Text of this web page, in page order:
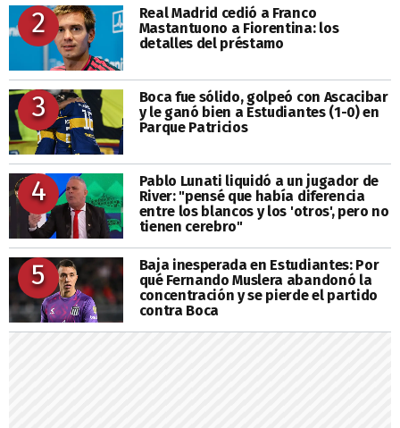
2
Real Madrid cedió a Franco
Mastantuono a Fiorentina: los
detalles del préstamo
3
Boca fue sólido, golpeó con Ascacibar
y le ganó bien a Estudiantes (1-0) en
Parque Patricios
4
Pablo Lunati liquidó a un jugador de
River: "pensé que había diferencia
entre los blancos y los 'otros', pero no
tienen cerebro"
5
Baja inesperada en Estudiantes: Por
qué Fernando Muslera abandonó la
concentración y se pierde el partido
contra Boca